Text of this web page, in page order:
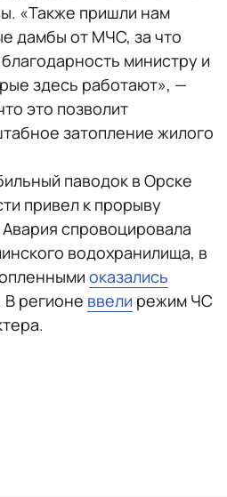
«Также пришли нам
дамбы от МЧС, за что
министру и
здесь работают», —
это позволит
затопление жилого
паводок в Орске
привел к прорыву
спровоцировала
водохранилища, в
оказались
В регионе ввели режим ЧС